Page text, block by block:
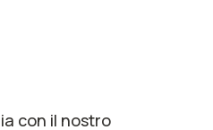
con il nostro